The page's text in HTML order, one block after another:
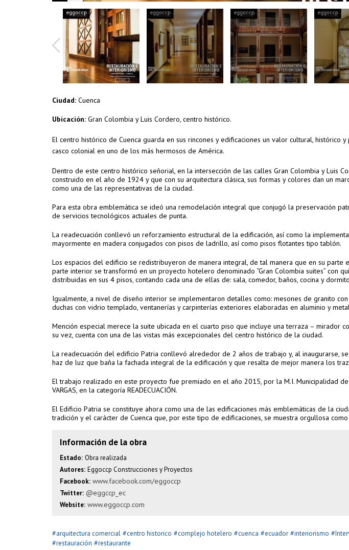
Ciudad: Cuenca
Ubicación: Gran Colombia y Luis Cordero, centro histórico.
El centro histórico de Cuenca guarda en sus rincones y edificaciones un valor cultural, histórico
casco colonial en uno de los más hermosos de América.
Dentro de este centro histórico señorial, en la intersección de las calles Gran Colombia y Luis
construido en el año de 1924 y que con su arquitectura clásica, sus formas y colores dan un
como una de las representativas de la ciudad.
Para esta obra emblemática se ideó una remodelación integral que conjugó la preservación
de servicios tecnológicos actuales de punta.
La readecuación conllevó un reforzamiento estructural de la edificación, así como la
mayormente en madera conjugados con pisos de ladrillo, así como pisos flotantes tipo tablón.
Los espacios del edificio se redistribuyeron de manera integral, de tal manera que en su parte
parte interior se transformó en un proyecto hotelero denominado “Gran Colombia suites” con
distribuidas en sus 4 pisos, contando cada una de ellas de: sala, comedor, baños, cocina y
Igualmente, a nivel de diseño interior se implementaron detalles como: mesones de granito
duchas con vidrio templado, ventanerías y carpinterías exteriores elaboradas en aluminio y
Mención especial merece la suite ubicada en el cuarto piso que incluye una terraza – mirador
su vez, cuenta con una de las vistas más excepcionales del centro histórico de la ciudad.
La readecuación del edificio Patria conllevó alrededor de 2 años de trabajo y, al inaugurarse,
haz de luz que baña la fachada integral de la edificación y que resalta de mejor manera los
El trabajo realizado en este proyecto fue premiado en el año 2015, por la M.I. Municipalidad de
VARGAS, en la categoría READECUACIÓN.
El Edificio Patria se constituye ahora como una de las edificaciones más emblemáticas de la
tradición y el carácter de Cuenca que, por este tipo de edificaciones, se muestra orgullosa
Información de la obra
Estado: Obra realizada
Autores: Eggoccp Construcciones y Proyectos
Facebook: www.facebook.com/eggoccp
Twitter: @eggccp_ec
Website: www.eggoccp.com
#arquitectura comercial #centro historico #complejo hotelero #cuenca #ecuador #interiorismo #
#restauración #restaurante